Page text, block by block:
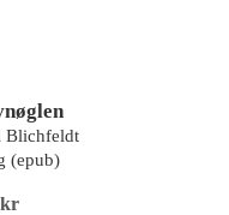
Blichfeldt
(epub)
kr